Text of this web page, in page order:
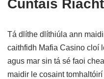
Cuntais
Tá dlíthe dlíthiúla ann
caithfidh Mafia Casino cloí
agus mar sin tá sé faoi
maidir le cosaint